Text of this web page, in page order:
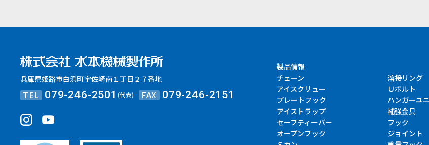
兵庫県姫路市白浜町宇佐崎南１丁目２７番地
TEL 079-246-2501(代表) FAX 079-246-2151
製品情報
チェーン
溶接リング
アイスクリュー
Ｕボルト
プレートフック
ハンガーユ
アイストラップ
補強金具
セーフティーバー
フック
オープンフック
ジョイント